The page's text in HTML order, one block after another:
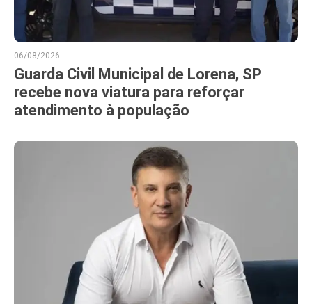
06/08/2026
Guarda Civil Municipal de Lorena, SP
recebe nova viatura para reforçar
atendimento à população